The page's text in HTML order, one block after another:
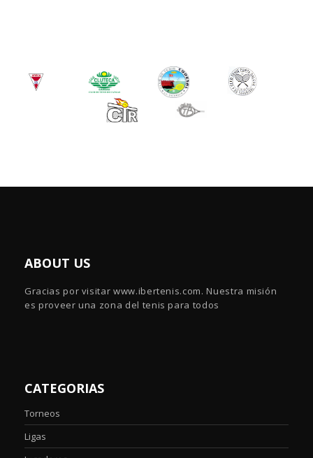
ABOUT US
Gracias por visitar www.ibertenis.com. Nuestra misión
es proveer una zona del tenis para todos
CATEGORIAS
Torneos
Ligas